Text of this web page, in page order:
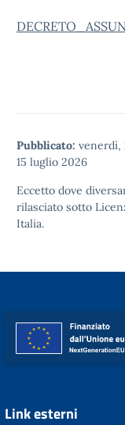
Pubblicato: venerdì,
15 luglio 2026
Eccetto dove
rilasciato sotto
Italia.
Link esterni